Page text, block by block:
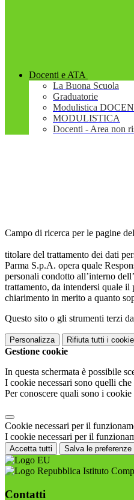
Docenti e ATA
La Buona Scuola
Graduatorie
Modulistica
MODULISTICA
Docenti - Area non
Campo di ricerca per le pagine
titolare del trattamento dei dati
Parma S.p.A. opera quale
personali condotto all’interno
trattamento, da intendersi quale
chiarimento in merito a quanto
Questo sito o gli strumenti terzi
Personalizza Rifiuta tutti i
Gestione cookie
In questa schermata è possibile
I cookie necessari sono quelli
Per conoscere quali sono i
Cookie necessari per il
I cookie necessari per il
Accetta tutti Salva le preferenze
Istituto
Contatti